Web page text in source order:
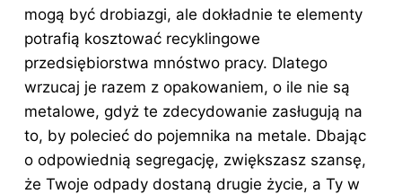
mogą być drobiazgi, ale dokładnie te elementy
potrafią kosztować recyklingowe
przedsiębiorstwa mnóstwo pracy. Dlatego
wrzucaj je razem z opakowaniem, o ile nie są
metalowe, gdyż te zdecydowanie zasługują na
to, by polecieć do pojemnika na metale. Dbając
o odpowiednią segregację, zwiększasz szansę,
że Twoje odpady dostaną drugie życie, a Ty w